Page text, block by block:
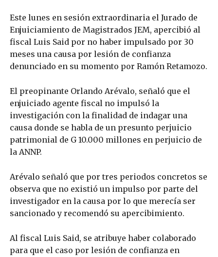
Este lunes en sesión extraordinaria el Jurado de
Enjuiciamiento de Magistrados JEM, apercibió al
fiscal Luis Said por no haber impulsado por 30
meses una causa por lesión de confianza
denunciado en su momento por Ramón Retamozo.
El preopinante Orlando Arévalo, señaló que el
enjuiciado agente fiscal no impulsó la
investigación con la finalidad de indagar una
causa donde se habla de un presunto perjuicio
patrimonial de G 10.000 millones en perjuicio de
la ANNP.
Arévalo señaló que por tres periodos concretos se
observa que no existió un impulso por parte del
investigador en la causa por lo que merecía ser
sancionado y recomendó su apercibimiento.
Al fiscal Luis Said, se atribuye haber colaborado
para que el caso por lesión de confianza en